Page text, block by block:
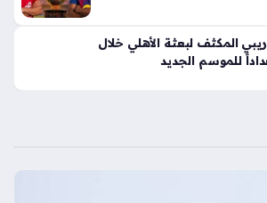
المكثف لبعثة الأهلي خلال
للموسم الجديد